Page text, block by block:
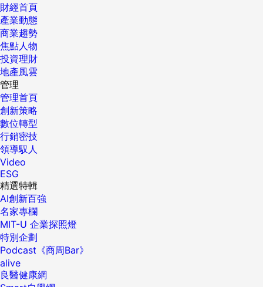
財經首頁
產業動態
商業趨勢
焦點人物
投資理財
地產風雲
管理
管理首頁
創新策略
數位轉型
行銷密技
領導馭人
Video
ESG
精選特輯
AI創新百強
名家專欄
MIT-U 企業探照燈
特別企劃
Podcast《商周Bar》
alive
良醫健康網